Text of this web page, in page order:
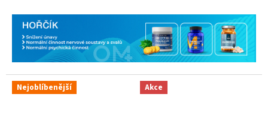
Nejoblíbenější Akce